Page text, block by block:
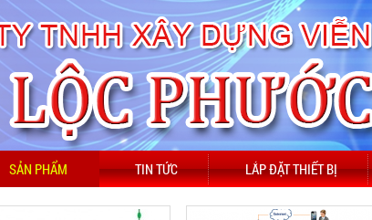
SẢN PHẨM TIN TỨC LẮP ĐẶT THIẾT BỊ